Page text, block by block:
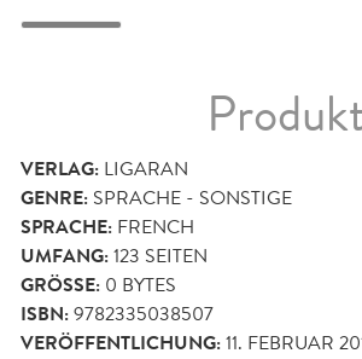
VERLAG: LIGARAN
GENRE: SPRACHE - SONSTIGE
SPRACHE: FRENCH
UMFANG:123 SEITEN
GRÖSSE: 0 BYTES
ISBN:9782335038507
VERÖFFENTLICHUNG:11. FEBRUAR